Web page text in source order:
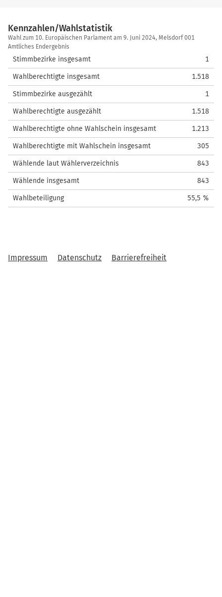
Kennzahlen/Wahlstatistik
Kennzahlen/Wahlstatistik
Wahl zum 10. Europäischen Parlament am 9. Juni 2024, Melsdorf 001
Amtliches Endergebnis
Stimmbezirke insgesamt 1
Wahlberechtigte insgesamt 1.518
Stimmbezirke ausgezählt 1
Wahlberechtigte ausgezählt 1.518
Wahlberechtigte ohne Wahlschein insgesamt 1.213
Wahlberechtigte mit Wahlschein insgesamt 305
Wählende laut Wählerverzeichnis 843
Wählende insgesamt 843
Wahlbeteiligung 55,5 %
Impressum Datenschutz Barrierefreiheit